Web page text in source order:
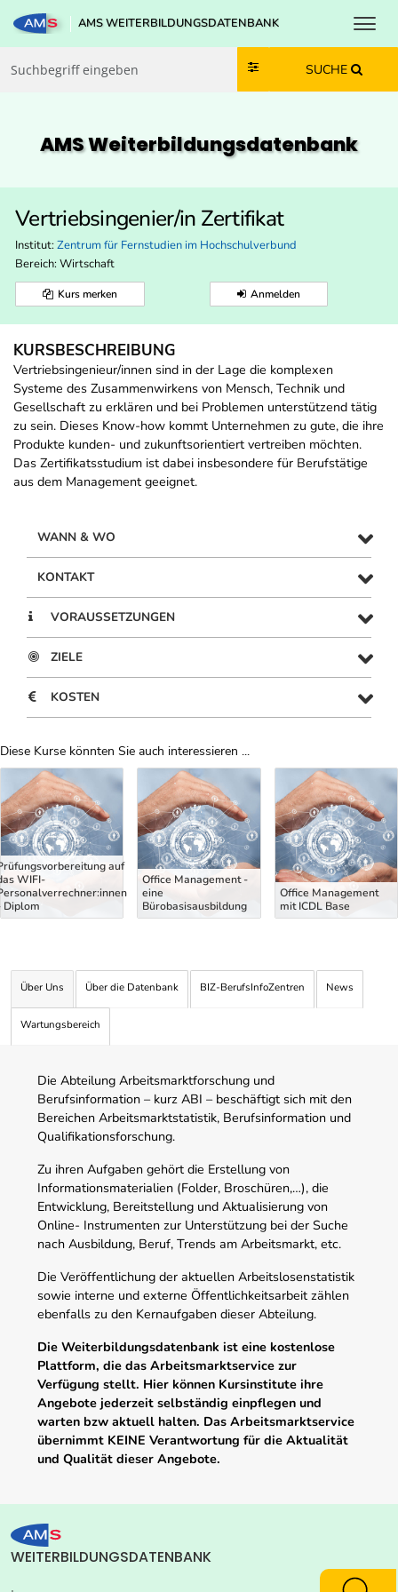
Zum Inhalt springen
Zum Navmenü springen
Zur Suche springen
Zur Footer springen
AMS WEITERBILDUNGSDATENBANK
SUCHE
AMS Weiterbildungs­datenbank
Vertriebsingenier/in Zertifikat
Institut: Zentrum für Fernstudien im Hochschulverbund
Bereich: Wirtschaft
Kurs merken Anmelden
KURSBESCHREIBUNG
Vertriebsingenieur/innen sind in der Lage die komplexen
Systeme des Zusammenwirkens von Mensch, Technik und
Gesellschaft zu erklären und bei Problemen unterstützend tätig
zu sein. Dieses Know-how kommt Unternehmen zu gute, die ihre
Produkte kunden- und zukunftsorientiert vertreiben möchten.
Das Zertifikatsstudium ist dabei insbesondere für Berufstätige
aus dem Management geeignet.
WANN & WO
KONTAKT
VORAUSSETZUNGEN
ZIELE
KOSTEN
Diese Kurse könnten Sie auch interessieren ...
Uber Weiterbildungsvorschläge
auf
WIFI-
Diplom
Office Management -
eine
Bürobasisausbildung
Office Management
mit ICDL Base
Über Uns Über die Datenbank BIZ-BerufsInfoZentren News
Wartungsbereich
Die Abteilung Arbeitsmarktforschung und
Berufsinformation – kurz ABI – beschäftigt sich mit den
Bereichen Arbeitsmarktstatistik, Berufsinformation und
Qualifikationsforschung.
Zu ihren Aufgaben gehört die Erstellung von
Informationsmaterialien (Folder, Broschüren,…), die
Entwicklung, Bereitstellung und Aktualisierung von
Online- Instrumenten zur Unterstützung bei der Suche
nach Ausbildung, Beruf, Trends am Arbeitsmarkt, etc.
Die Veröffentlichung der aktuellen Arbeitslosenstatistik
sowie interne und externe Öffentlichkeitsarbeit zählen
ebenfalls zu den Kernaufgaben dieser Abteilung.
Die Weiterbildungsdatenbank ist eine kostenlose
Plattform, die das Arbeitsmarktservice zur
Verfügung stellt. Hier können Kursinstitute ihre
Angebote jederzeit selbständig einpflegen und
warten bzw aktuell halten. Das Arbeitsmarktservice
übernimmt KEINE Verantwortung für die Aktualität
und Qualität dieser Angebote.
WEITERBILDUNGSDATENBANK